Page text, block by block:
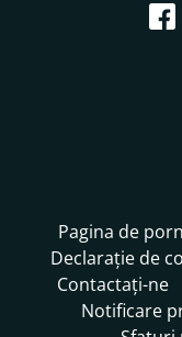
Pagina de
Declarație de
Contactați-ne
Notificare